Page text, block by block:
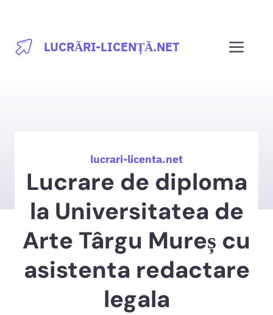
conținut
LUCRĂRI-LICENȚĂ.NET
lucrari-licenta.net
Lucrare de diploma
la Universitatea de
Arte Târgu Mureș cu
asistenta redactare
legala